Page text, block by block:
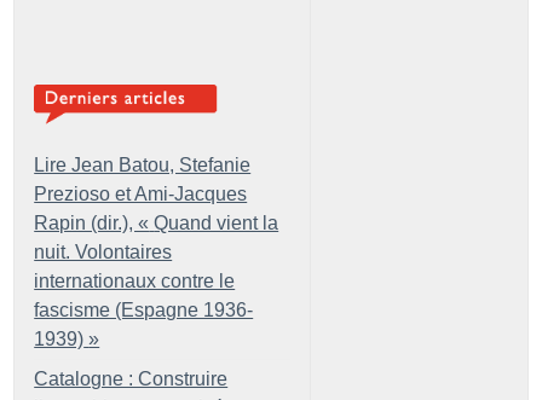
Lire Jean Batou, Stefanie
Prezioso et Ami-Jacques
Rapin (dir.), « Quand vient la
nuit. Volontaires
internationaux contre le
fascisme (Espagne 1936-
1939) »
Catalogne : Construire